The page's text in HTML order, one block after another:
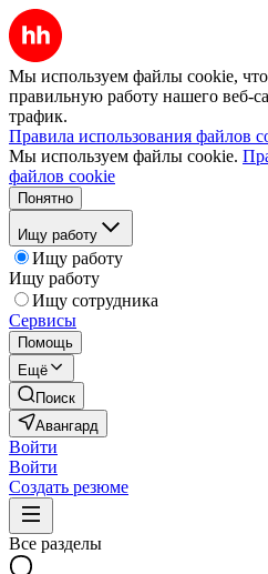
Мы используем файлы cookie,
правильную работу нашего веб-
трафик.
Правила использования файлов
Мы используем файлы cookie.
файлов cookie
Понятно
Ищу работу
Ищу работу
Ищу работу
Ищу сотрудника
Сервисы
Помощь
Ещё
Поиск
Авангард
Войти
Войти
Создать резюме
Все разделы